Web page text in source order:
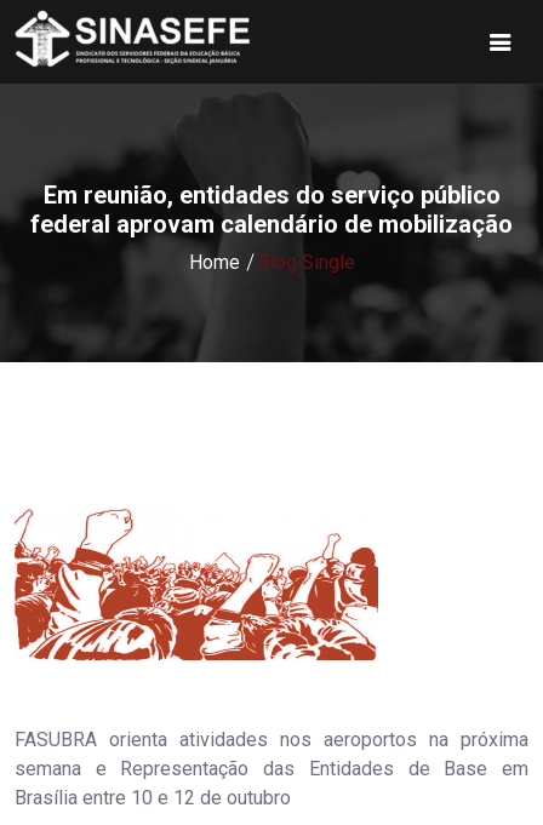
Em reunião, entidades do serviço público
federal aprovam calendário de mobilização
Home Blog Single
FASUBRA orienta atividades nos aeroportos na próxima
semana e Representação das Entidades de Base em
Brasília entre 10 e 12 de outubro